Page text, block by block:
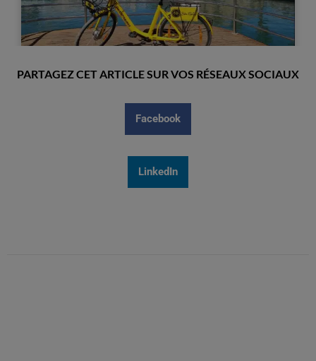
PARTAGEZ CET ARTICLE SUR VOS RÉSEAUX SOCIAUX
Facebook
LinkedIn